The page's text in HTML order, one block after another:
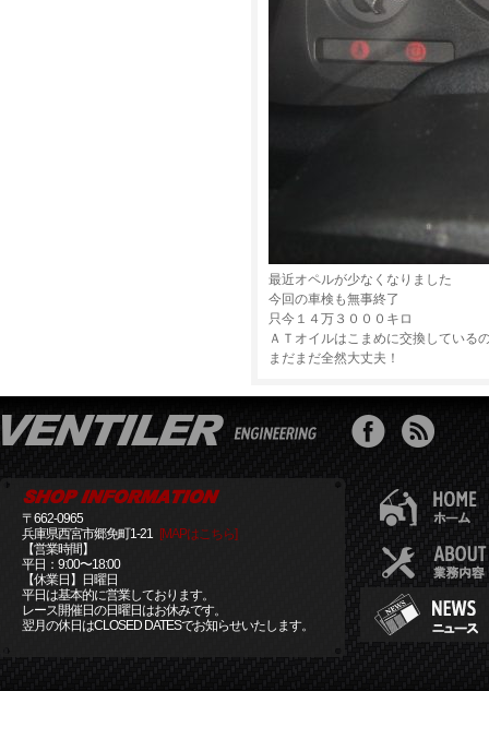
最近オペルが少なくなりました
今回の車検も無事終了
只今１４万３０００キロ
ＡＴオイルはこまめに交換している
まだまだ全然大丈夫！
〒662-0965
兵庫県西宮市郷免町1-21 [MAPはこちら]
【営業時間】
平日：9:00〜18:00
【休業日】日曜日
平日は基本的に営業しております。
レース開催日の日曜日はお休みです。
翌月の休日はCLOSED DATESでお知らせいたします。